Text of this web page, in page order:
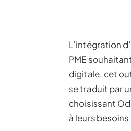
L’intégration
PME
digitale, cet
se traduit par
choisissant
à leurs